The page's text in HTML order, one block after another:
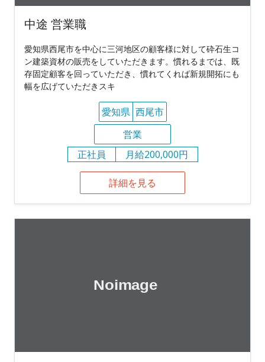
中途 営業職
愛知県西尾市を中心に三河地区の顧客様に対して砕石生コ
ン建築資材の販売をしていただきます。慣れるまでは、既
存固定顧客を回っていただき、慣れてくれば新規開拓にも
幅を広げていただきスキ
愛知県 西尾市
営業
正社員
月給200,000円
詳細を見る